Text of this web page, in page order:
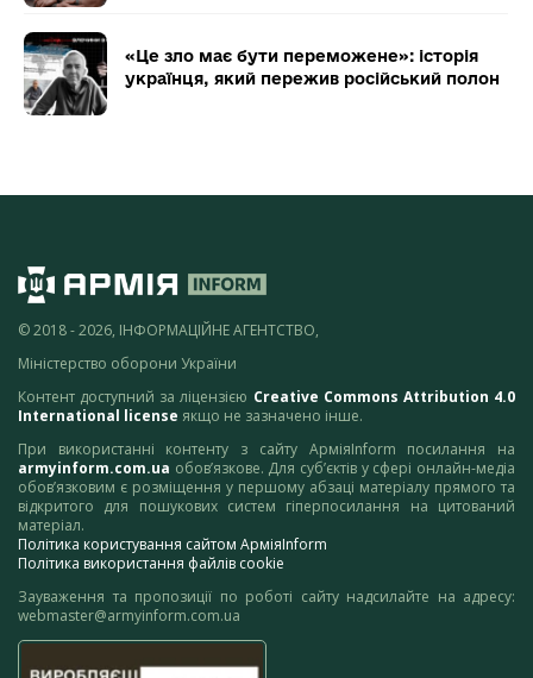
«Це зло має бути переможене»: історія
українця, який пережив російський полон
© 2018 - 2026, ІНФОРМАЦІЙНЕ АГЕНТСТВО,
Міністерство оборони України
Контент доступний за ліцензією Creative Commons Attribution 4.0
International license якщо не зазначено інше.
При використанні контенту з сайту АрміяInform посилання на
armyinform.com.ua обов’язкове. Для суб’єктів у сфері онлайн-медіа
обов’язковим є розміщення у першому абзаці матеріалу прямого та
відкритого для пошукових систем гіперпосилання на цитований
матеріал.
Політика користування сайтом АрміяInform
Політика використання файлів cookie
Зауваження та пропозиції по роботі сайту надсилайте на адресу:
webmaster@armyinform.com.ua